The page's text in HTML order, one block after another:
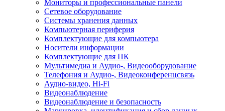
Мониторы и профессиональные панели
Сетевое оборудование
Системы хранения данных
Компьютерная периферия
Комплектующие для компьютера
Носители информации
Комплектующие для ПК
Мультимедиа и Аудио-, Видеооборудование
Телефония и Аудио-, Видеоконференцсвязь
Аудио-видео, Hi-Fi
Видеонаблюдение
Видеонаблюдение и безопасность